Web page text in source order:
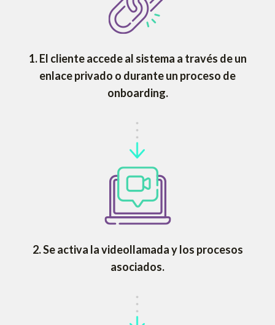
1. El cliente accede al sistema a través de un
enlace privado o durante un proceso de
onboarding.
2.Se activa la videollamada y los procesos
asociados.